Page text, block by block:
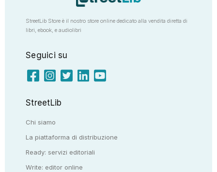
StreetLib Store è il nostro store online dedicato alla vendita diretta di
libri, ebook, e audiolibri
Seguici su
StreetLib
Chi siamo
La piattaforma di distribuzione
Ready: servizi editoriali
Write: editor online